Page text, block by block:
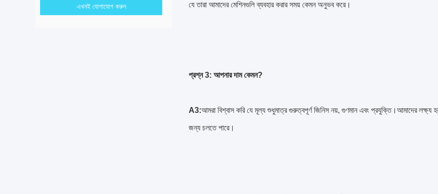
এখনই যোগাযোগ করুন যে তারা আমাদের মেশিনগুলি ব্যবহার করার সময় কেমন অনুভব করে।
প্রশ্ন 3: আপনার দাম কেমন?
A3:আমরা বিশ্বাস করি যে মূল্য শুধুমাত্র গুরুত্বপূর্ণ জিনিস নয়, গুণমান এবং প্রযুক্তি।আমাদের লক্ষ্য হল
জন্য চলতে পারে।